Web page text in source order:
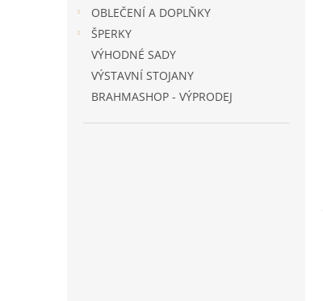
OBLEČENÍ A DOPLŇKY
ŠPERKY
VÝHODNÉ SADY
VÝSTAVNÍ STOJANY
BRAHMASHOP - VÝPRODEJ